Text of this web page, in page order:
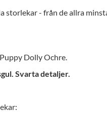
storlekar - från de allra
Dolly Ochre.
Svarta detaljer.